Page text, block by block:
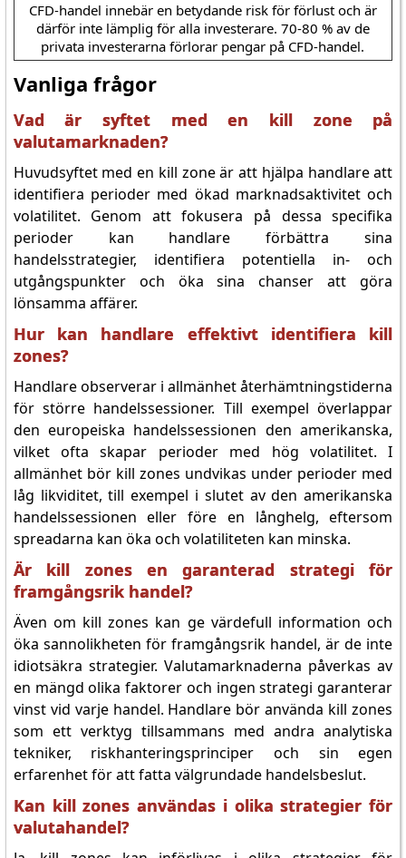
CFD-handel innebär en betydande risk för förlust och är
därför inte lämplig för alla investerare. 70-80 % av de
privata investerarna förlorar pengar på CFD-handel.
Vanliga frågor
Vad är syftet med en kill zone på
valutamarknaden?
Huvudsyftet med en kill zone är att hjälpa handlare att
identifiera perioder med ökad marknadsaktivitet och
volatilitet. Genom att fokusera på dessa specifika
perioder kan handlare förbättra sina
handelsstrategier, identifiera potentiella in- och
utgångspunkter och öka sina chanser att göra
lönsamma affärer.
Hur kan handlare effektivt identifiera kill
zones?
Handlare observerar i allmänhet återhämtningstiderna
för större handelssessioner. Till exempel överlappar
den europeiska handelssessionen den amerikanska,
vilket ofta skapar perioder med hög volatilitet. I
allmänhet bör kill zones undvikas under perioder med
låg likviditet, till exempel i slutet av den amerikanska
handelssessionen eller före en långhelg, eftersom
spreadarna kan öka och volatiliteten kan minska.
Är kill zones en garanterad strategi för
framgångsrik handel?
Även om kill zones kan ge värdefull information och
öka sannolikheten för framgångsrik handel, är de inte
idiotsäkra strategier. Valutamarknaderna påverkas av
en mängd olika faktorer och ingen strategi garanterar
vinst vid varje handel. Handlare bör använda kill zones
som ett verktyg tillsammans med andra analytiska
tekniker, riskhanteringsprinciper och sin egen
erfarenhet för att fatta välgrundade handelsbeslut.
Kan kill zones användas i olika strategier för
valutahandel?